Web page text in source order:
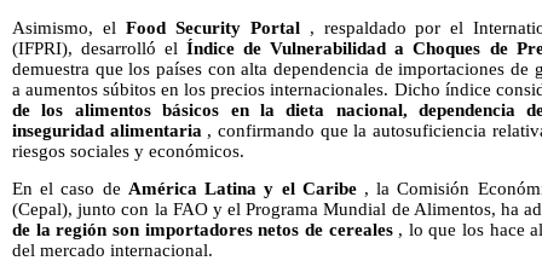
Asimismo, el Food Security Portal, respaldado por el
(IFPRI), desarrolló elÍndice de Vulnerabilidad a Choques de
demuestra que los países con alta dependencia de importaciones de
a aumentos súbitos en los precios internacionales. Dicho índice
de los alimentos básicos en la dieta nacional, dependencia
inseguridad alimentaria , confirmando que la autosuficiencia
riesgos sociales y económicos.
En el caso de América Latina y el Caribe, la Comisión
(Cepal), junto con la FAO y el Programa Mundial de Alimentos, ha
de la región son importadores netos de cereales, lo que los hace
del mercado internacional.